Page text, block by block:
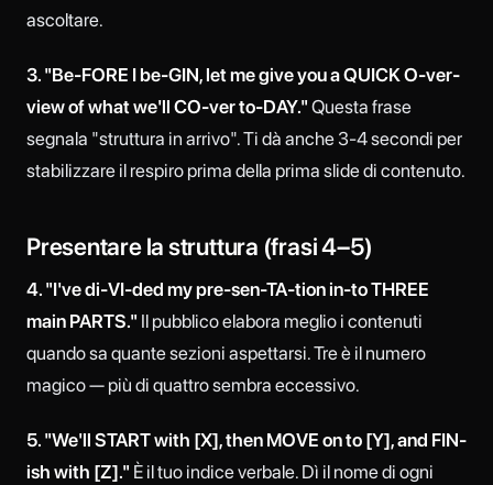
ascoltare.
3. "Be-FORE I be-GIN, let me give you a QUICK O-ver-
view of what we'll CO-ver to-DAY." Questa frase
segnala "struttura in arrivo". Ti dà anche 3-4 secondi per
stabilizzare il respiro prima della prima slide di contenuto.
Presentare la struttura (frasi 4–5)
4. "I've di-VI-ded my pre-sen-TA-tion in-to THREE
main PARTS." Il pubblico elabora meglio i contenuti
quando sa quante sezioni aspettarsi. Tre è il numero
magico — più di quattro sembra eccessivo.
5. "We'll START with [X], then MOVE on to [Y], and FIN-
ish with [Z]." È il tuo indice verbale. Dì il nome di ogni